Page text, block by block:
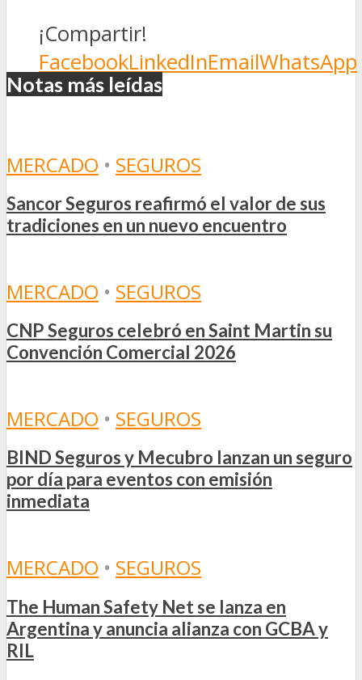
¡Compartir!
FacebookLinkedInEmailWhatsApp
Notas más leídas
MERCADO • SEGUROS
Sancor Seguros reafirmó el valor de sus
tradiciones en un nuevo encuentro
MERCADO • SEGUROS
CNP Seguros celebró en Saint Martin su
Convención Comercial 2026
MERCADO • SEGUROS
BIND Seguros y Mecubro lanzan un seguro
por día para eventos con emisión
inmediata
MERCADO • SEGUROS
The Human Safety Net se lanza en
Argentina y anuncia alianza con GCBA y
RIL